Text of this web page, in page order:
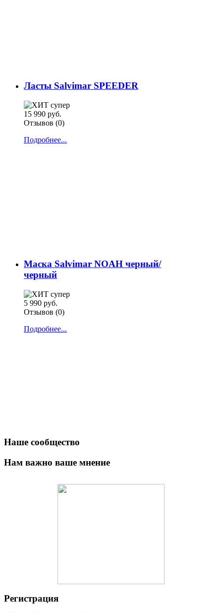
Ласты Salvimar SPEEDER
15 990 руб.
Отзывов (0)
Подробнее...
Маска Salvimar NOAH черный/
черный
5 990 руб.
Отзывов (0)
Подробнее...
Наше сообщество
Нам важно ваше мнение
Регистрация